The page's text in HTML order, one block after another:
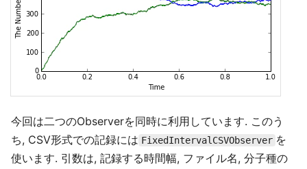
今回は二つのObserverを同時に利用しています. このう
ち, CSV形式での記録には FixedIntervalCSVObserver を
使います. 引数は, 記録する時間幅, ファイル名, 分子種の